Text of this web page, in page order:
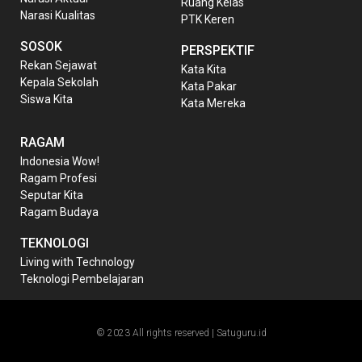
Narasi Kualitas
SOSOK
Rekan Sejawat
Kepala Sekolah
Siswa Kita
PTK Keren
PERSPEKTIF
Kata Kita
Kata Pakar
Kata Mereka
RAGAM
Indonesia Wow!
Ragam Profesi
Seputar Kita
Ragam Budaya
TEKNOLOGI
Living with Technology
Teknologi Pembelajaran
© 2023 All rights reserved | Satuguru.id